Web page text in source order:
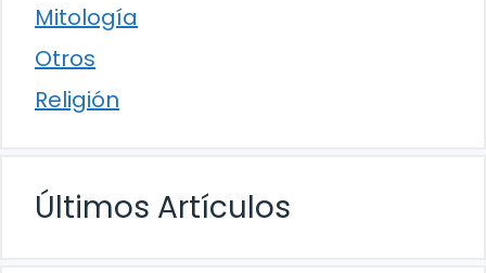
Mitología
Otros
Religión
Últimos Artículos